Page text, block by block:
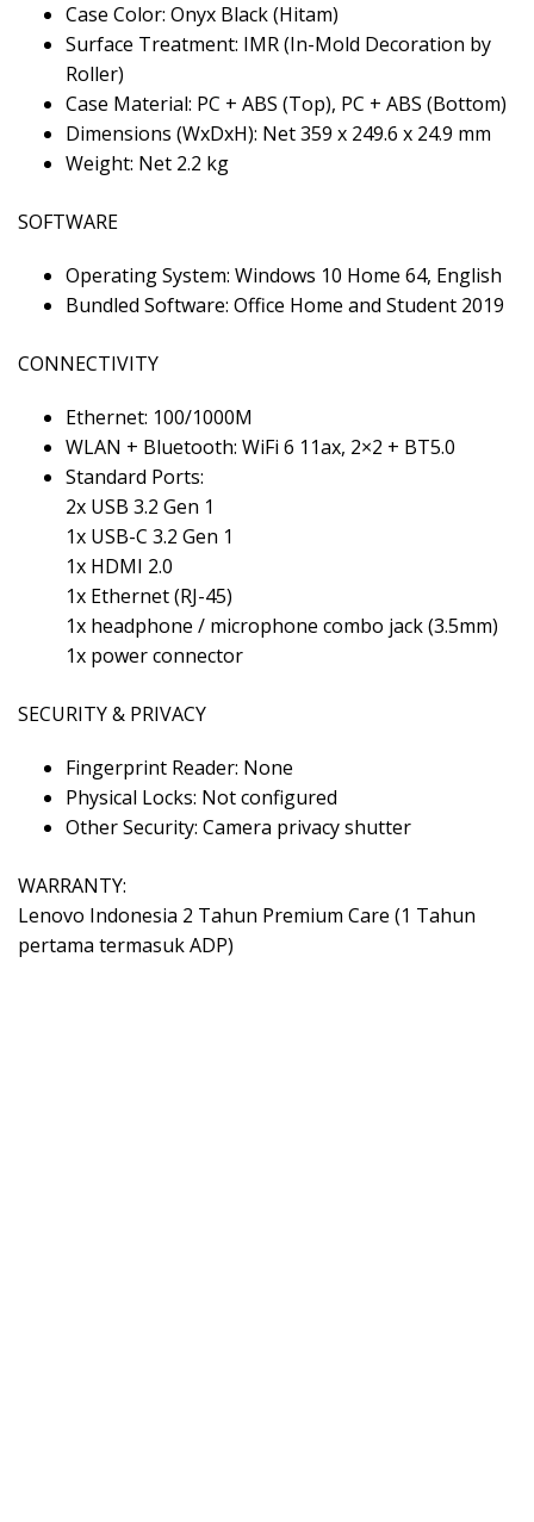
Case Color: Onyx Black (Hitam)
Surface Treatment: IMR (In-Mold Decoration by
Roller)
Case Material: PC + ABS (Top), PC + ABS (Bottom)
Dimensions (WxDxH): Net 359 x 249.6 x 24.9 mm
Weight: Net 2.2 kg
SOFTWARE
Operating System: Windows 10 Home 64, English
Bundled Software: Office Home and Student 2019
CONNECTIVITY
Ethernet: 100/1000M
WLAN + Bluetooth: WiFi 6 11ax, 2×2 + BT5.0
Standard Ports:
2x USB 3.2 Gen 1
1x USB-C 3.2 Gen 1
1x HDMI 2.0
1x Ethernet (RJ-45)
1x headphone / microphone combo jack (3.5mm)
1x power connector
SECURITY & PRIVACY
Fingerprint Reader: None
Physical Locks: Not configured
Other Security: Camera privacy shutter
WARRANTY:
Lenovo Indonesia 2 Tahun Premium Care (1 Tahun
pertama termasuk ADP)